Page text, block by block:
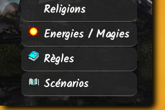
Religions
Energies / Magies
Règles
Scénarios